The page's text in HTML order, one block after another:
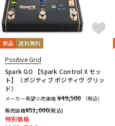
新品 送料無料
Positive Grid
Spark GO 【Spark Control X セッ
ト】（ポジティブ ポジティヴ グリッ
ド）
メーカー希望小売価格 ¥49,500
（税込）
販売価格¥51,000(税込)
特別価格